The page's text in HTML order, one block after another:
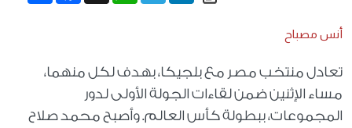
أنس مصباح
تعادل منتخب مصر مع بلجيكا، بهدف لكل منهما،
مساء الإثنين ضمن لقاءات الجولة الأولى لدور
المجموعات، ببطولة كأس العالم. وأصبح محمد صلاح